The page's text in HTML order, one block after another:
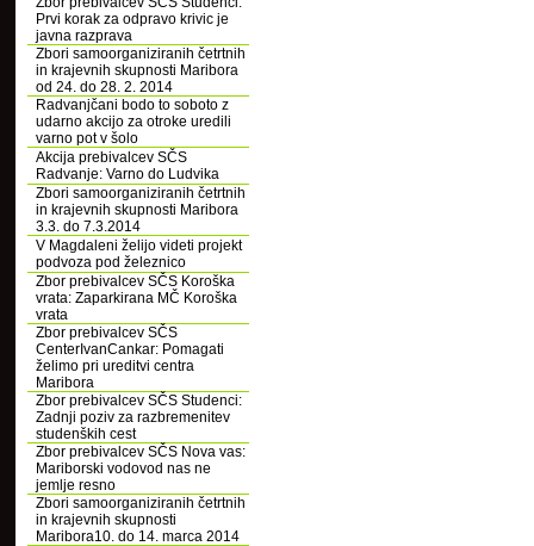
Prvi korak za odpravo krivic je
javna razprava
Zbori samoorganiziranih četrtnih
in krajevnih skupnosti Maribora
od 24. do 28. 2. 2014
Radvanjčani bodo to soboto z
udarno akcijo za otroke uredili
varno pot v šolo
Akcija prebivalcev SČS
Radvanje: Varno do Ludvika
Zbori samoorganiziranih četrtnih
in krajevnih skupnosti Maribora
3.3. do 7.3.2014
V Magdaleni želijo videti projekt
podvoza pod železnico
Zbor prebivalcev SČS Koroška
vrata: Zaparkirana MČ Koroška
vrata
Zbor prebivalcev SČS
CenterIvanCankar: Pomagati
želimo pri ureditvi centra
Maribora
Zbor prebivalcev SČS Studenci:
Zadnji poziv za razbremenitev
studenških cest
Zbor prebivalcev SČS Nova vas:
Mariborski vodovod nas ne
jemlje resno
Zbori samoorganiziranih četrtnih
in krajevnih skupnosti
Maribora10. do 14. marca 2014